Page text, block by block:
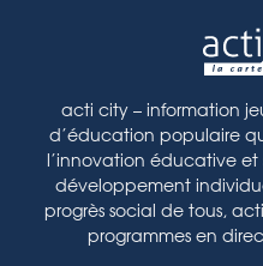
acti city – information
d’éducation populaire
l’innovation éducative
développement
progrès social de tous,
programmes en